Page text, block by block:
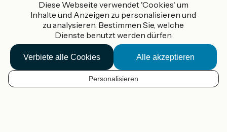
DE
Gefördert im Rahmen von Destination France
Accueil Vélo Pro
Kontakt
Rechtliche Informationen
Diese Webseite verwendet 'Cookies' um
Inhalte und Anzeigen zu personalisieren und
zu analysieren. Bestimmen Sie, welche
Dienste benutzt werden dürfen
Alle akzeptieren
Verbiete alle Cookies
Personalisieren